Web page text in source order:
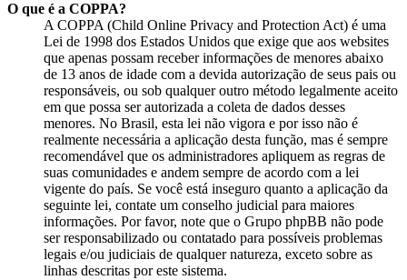
O que é a COPPA?
A COPPA (Child Online Privacy and Protection Act) é uma
Lei de 1998 dos Estados Unidos que exige que aos websites
que apenas possam receber informações de menores abaixo
de 13 anos de idade com a devida autorização de seus pais ou
responsáveis, ou sob qualquer outro método legalmente aceito
em que possa ser autorizada a coleta de dados desses
menores. No Brasil, esta lei não vigora e por isso não é
realmente necessária a aplicação desta função, mas é sempre
recomendável que os administradores apliquem as regras de
suas comunidades e andem sempre de acordo com a lei
vigente do país. Se você está inseguro quanto a aplicação da
seguinte lei, contate um conselho judicial para maiores
informações. Por favor, note que o Grupo phpBB não pode
ser responsabilizado ou contatado para possíveis problemas
legais e/ou judiciais de qualquer natureza, exceto sobre as
linhas descritas por este sistema.